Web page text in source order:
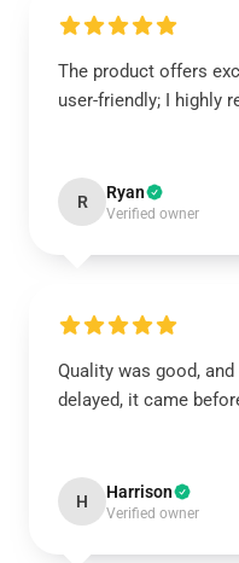
The product offers
user-friendly; I highly
R Ryan
Verified owner
Quality was good,
delayed, it came
H Harrison
Verified owner